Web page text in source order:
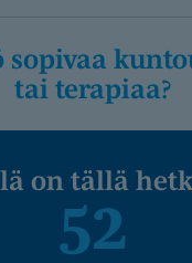
tai terapiaa?
on tällä
52